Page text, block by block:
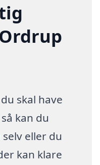
skal have
kan du
eller du
kan klare